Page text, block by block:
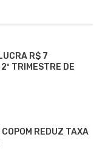
R$ 7
TRIMESTRE DE
COPOM REDUZ TAXA